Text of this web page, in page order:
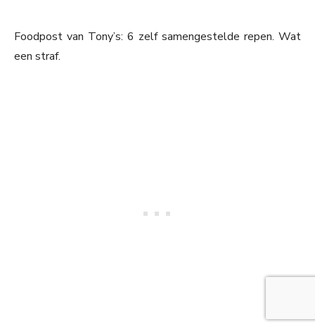
Foodpost van Tony’s: 6 zelf samengestelde repen. Wat
een straf.